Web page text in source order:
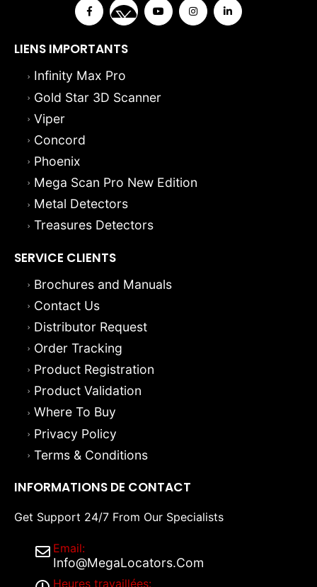
LIENS IMPORTANTS
Infinity Max Pro
Gold Star 3D Scanner
Viper
Concord
Phoenix
Mega Scan Pro New Edition
Metal Detectors
Treasures Detectors
SERVICE CLIENTS
Brochures and Manuals
Contact Us
Distributor Request
Order Tracking
Product Registration
Product Validation
Where To Buy
Privacy Policy
Terms & Conditions
INFORMATIONS DE CONTACT
Get Support 24/7 From Our Specialists
Email:
Info@MegaLocators.Com
Heures travaillées: